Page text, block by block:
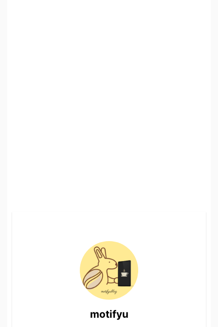
motifyu